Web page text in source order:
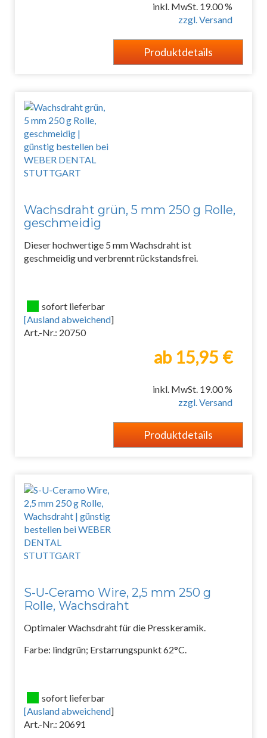
inkl. MwSt. 19.00 %
zzgl. Versand
Produktdetails
Wachsdraht grün, 5 mm 250 g Rolle,
geschmeidig
Dieser hochwertige 5 mm Wachsdraht ist
geschmeidig und verbrennt rückstandsfrei.
sofort lieferbar
[Ausland abweichend]
Art.-Nr.: 20750
ab 15,95 €
inkl. MwSt. 19.00 %
zzgl. Versand
Produktdetails
S-U-Ceramo Wire, 2,5 mm 250 g
Rolle, Wachsdraht
Optimaler Wachsdraht für die Presskeramik.
Farbe: lindgrün; Erstarrungspunkt 62°C.
sofort lieferbar
[Ausland abweichend]
Art.-Nr.: 20691